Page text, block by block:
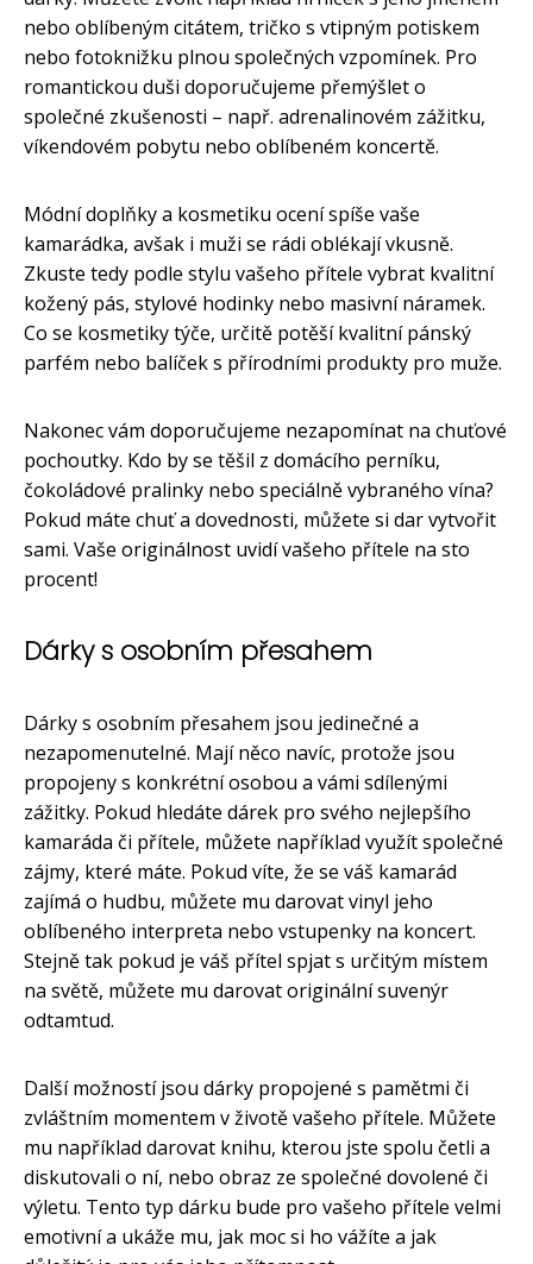
nebo oblíbeným citátem, tričko s vtipným potiskem
nebo fotoknižku plnou společných vzpomínek. Pro
romantickou duši doporučujeme přemýšlet o
společné zkušenosti – např. adrenalinovém zážitku,
víkendovém pobytu nebo oblíbeném koncertě.
Módní doplňky a kosmetiku ocení spíše vaše
kamarádka, avšak i muži se rádi oblékají vkusně.
Zkuste tedy podle stylu vašeho přítele vybrat kvalitní
kožený pás, stylové hodinky nebo masivní náramek.
Co se kosmetiky týče, určitě potěší kvalitní pánský
parfém nebo balíček s přírodními produkty pro muže.
Nakonec vám doporučujeme nezapomínat na chuťové
pochoutky. Kdo by se těšil z domácího perníku,
čokoládové pralinky nebo speciálně vybraného vína?
Pokud máte chuť a dovednosti, můžete si dar vytvořit
sami. Vaše originálnost uvidí vašeho přítele na sto
procent!
Dárky s osobním přesahem
Dárky s osobním přesahem jsou jedinečné a
nezapomenutelné. Mají něco navíc, protože jsou
propojeny s konkrétní osobou a vámi sdílenými
zážitky. Pokud hledáte dárek pro svého nejlepšího
kamaráda či přítele, můžete například využít společné
zájmy, které máte. Pokud víte, že se váš kamarád
zajímá o hudbu, můžete mu darovat vinyl jeho
oblíbeného interpreta nebo vstupenky na koncert.
Stejně tak pokud je váš přítel spjat s určitým místem
na světě, můžete mu darovat originální suvenýr
odtamtud.
Další možností jsou dárky propojené s pamětmi či
zvláštním momentem v životě vašeho přítele. Můžete
mu například darovat knihu, kterou jste spolu četli a
diskutovali o ní, nebo obraz ze společné dovolené či
výletu. Tento typ dárku bude pro vašeho přítele velmi
emotivní a ukáže mu, jak moc si ho vážíte a jak